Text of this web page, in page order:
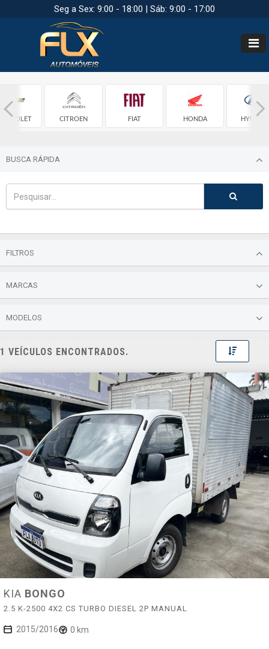
Seg a Sex: 9:00 - 18:00 | Sáb: 9:00 - 17:00
CITROEN FIAT HONDA
BUSCA RÁPIDA
FILTROS
MARCAS
MODELOS
1 VEÍCULOS ENCONTRADOS. Toggle
KIA BONGO
2.5 K-2500 4X2 CS TURBO DIESEL 2P MANUAL
2015/2016 0 km